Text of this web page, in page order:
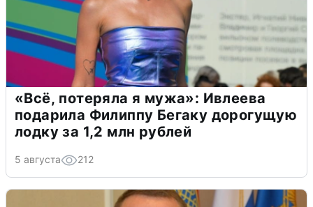
«Всё, потеряла я мужа»: Ивлеева
подарила Филиппу Бегаку дорогущую
лодку за 1,2 млн рублей
5 августа 212